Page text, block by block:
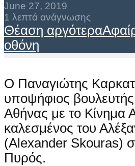
June 27, 2019
1 λεπτά ανάγνωσης
Θέαση αργότερα
οθόνη
Ο Παναγιώτης
υποψήφιος βουλευτής
Αθήνας με το Κίνημα
καλεσμένος του
(Alexander Skouras)
Πυρός.